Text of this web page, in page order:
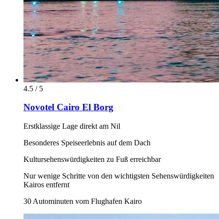
4.5 / 5
Novotel Cairo El Borg
Erstklassige Lage direkt am Nil
Besonderes Speiseerlebnis auf dem Dach
Kultursehenswürdigkeiten zu Fuß erreichbar
Nur wenige Schritte von den wichtigsten Sehenswürdigkeiten
Kairos entfernt
30 Autominuten vom Flughafen Kairo